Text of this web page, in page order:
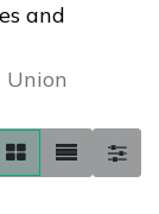
and
Union